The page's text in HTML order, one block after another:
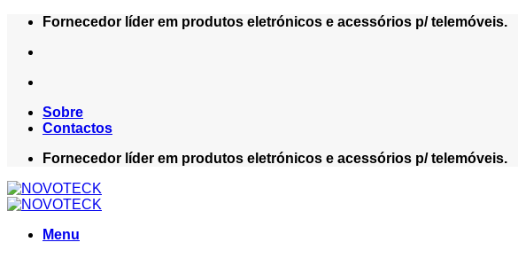
Skip
content
Fornecedor líder em produtos eletrónicos e acessórios p/ telemóveis.
Sobre
Contactos
Fornecedor líder em produtos eletrónicos e acessórios p/ telemóveis.
Menu